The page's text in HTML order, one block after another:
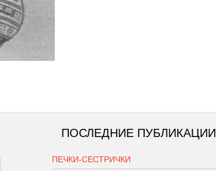
ПОСЛЕДНИЕ ПУБЛИКАЦИИ
ПЕЧКИ-СЕСТРИЧКИ